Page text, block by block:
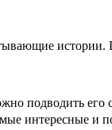
подводить
интересные и